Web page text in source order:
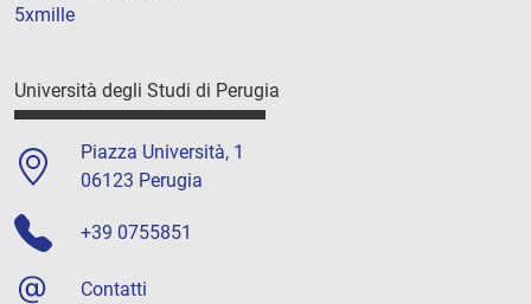
5xmille
Università degli Studi di Perugia
Piazza Università, 1
06123 Perugia
+39 0755851
Contatti